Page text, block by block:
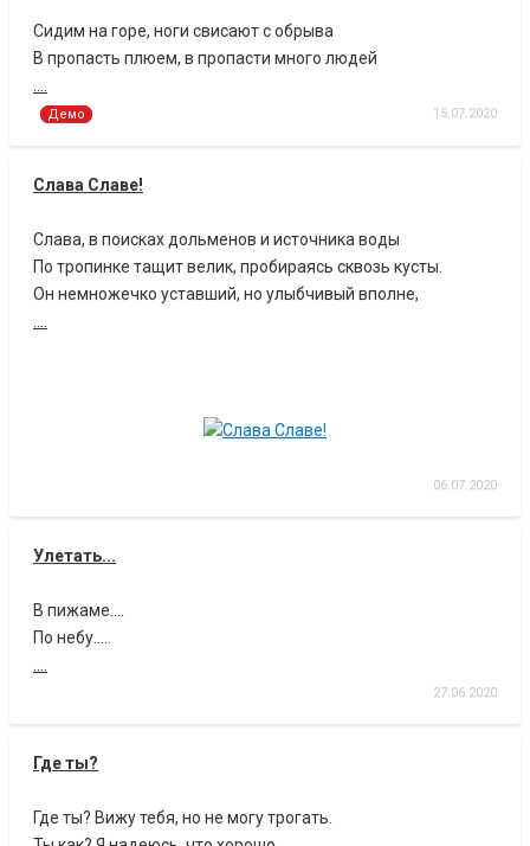
Сидим на горе, ноги свисают с обрыва
В пропасть плюем, в пропасти много людей
Демо 15.07.2020
Слава Славе!
Слава, в поисках дольменов и источника воды
По тропинке тащит велик, пробираясь сквозь кусты.
Он немножечко уставший, но улыбчивый вполне,
06.07.2020
Улетать...
В пижаме....
По небу.....
27.06.2020
Где ты?
Где ты? Вижу тебя, но не могу трогать.